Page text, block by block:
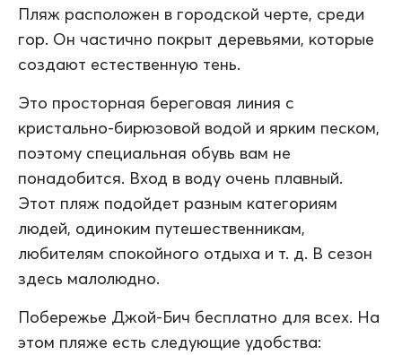
Пляж расположен в городской черте, среди
гор. Он частично покрыт деревьями, которые
создают естественную тень.
Это просторная береговая линия с
кристально-бирюзовой водой и ярким песком,
поэтому специальная обувь вам не
понадобится. Вход в воду очень плавный.
Этот пляж подойдет разным категориям
людей, одиноким путешественникам,
любителям спокойного отдыха и т. д. В сезон
здесь малолюдно.
Побережье Джой-Бич бесплатно для всех. На
этом пляже есть следующие удобства: